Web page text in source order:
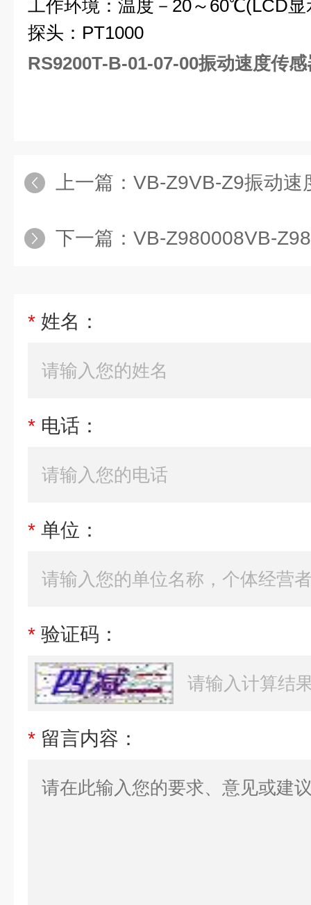
工作环境：温度－20～60℃(LCD
探头：PT1000
RS9200T-B-01-07-00振动速度传感
上一篇： VB-Z9VB-Z9振动速
下一篇： VB-Z980008VB-
* 姓名：
* 电话：
* 单位：
* 验证码：
* 留言内容：